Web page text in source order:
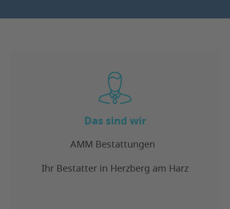
Das sind wir
AMM Bestattungen
Ihr Bestatter in Herzberg am Harz